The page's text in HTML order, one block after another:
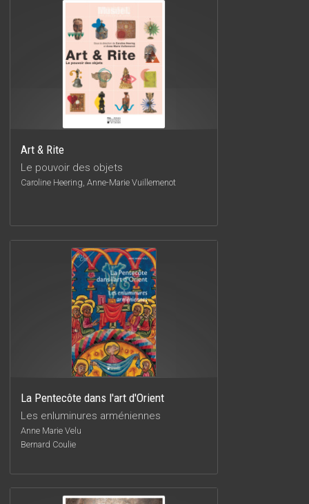
Art & Rite
Le pouvoir des objets
Caroline Heering, Anne-Marie Vuillemenot
La Pentecôte dans l'art d'Orient
Les enluminures arméniennes
Anne Marie Velu
Bernard Coulie